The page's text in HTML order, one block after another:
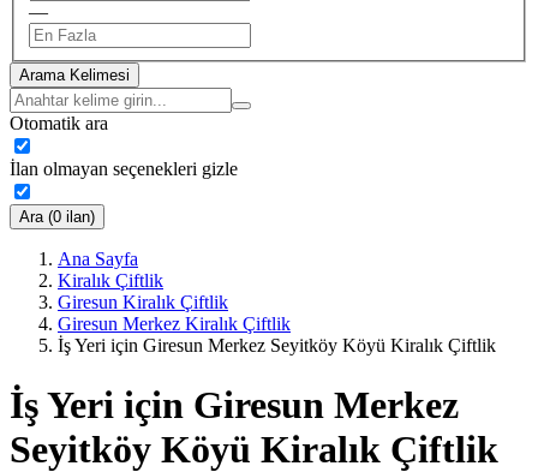
—
Arama Kelimesi
Otomatik ara
İlan olmayan seçenekleri gizle
Ara (0 ilan)
Ana Sayfa
Kiralık Çiftlik
Giresun Kiralık Çiftlik
Giresun Merkez Kiralık Çiftlik
İş Yeri için Giresun Merkez Seyitköy Köyü Kiralık Çiftlik
İş Yeri için Giresun Merkez
Seyitköy Köyü Kiralık Çiftlik